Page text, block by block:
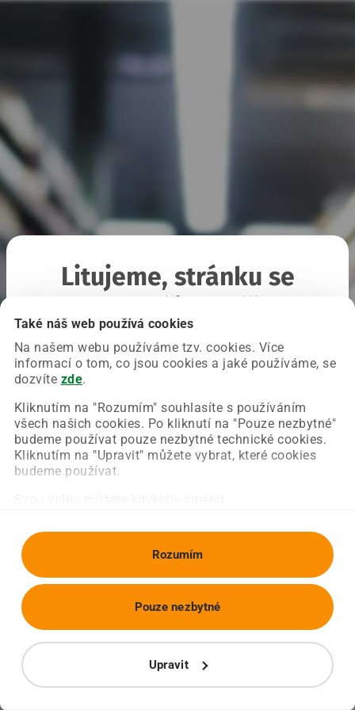
Také náš web používá cookies
Na našem webu používáme tzv. cookies. Více
informací o tom, co jsou cookies a jaké používáme, se
dozvíte zde.
Kliknutím na "Rozumím" souhlasíte s používáním
všech našich cookies. Po kliknutí na "Pouze nezbytné"
budeme používat pouze nezbytné technické cookies.
Kliknutím na "Upravit" můžete vybrat, které cookies
budeme používat.
Rozumím
Upravit
Pouze nezbytné
Litujeme, stránku se
Chyba nastala na naší straně a už ji opravujeme.
Zkuste prosím znovu načíst požadovanou stránku.
Obnovit stránku Úvodní strana